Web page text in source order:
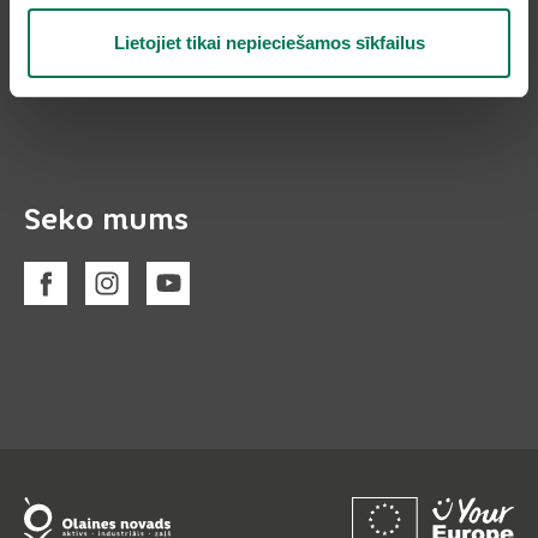
Lietojiet tikai nepieciešamos sīkfailus
Seko mums